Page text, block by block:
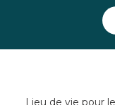
Lieu de vie pour